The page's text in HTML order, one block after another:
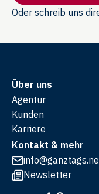
Oder schreib uns
Über uns
Agentur
Kunden
Karriere
Kontakt & mehr
Newsletter